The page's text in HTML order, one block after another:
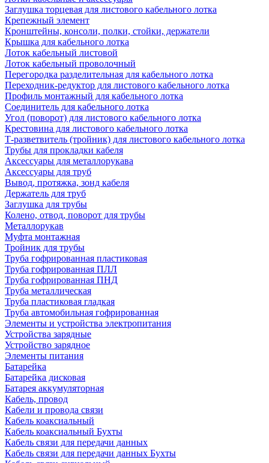
Заглушка торцевая для листового кабельного лотка
Крепежный элемент
Кронштейны, консоли, полки, стойки, держатели
Крышка для кабельного лотка
Лоток кабельный листовой
Лоток кабельный проволочный
Перегородка разделительная для кабельного лотка
Переходник-редуктор для листового кабельного лотка
Профиль монтажный для кабельного лотка
Соединитель для кабельного лотка
Угол (поворот) для листового кабельного лотка
Крестовина для листового кабельного лотка
Т-разветвитель (тройник) для листового кабельного лотка
Трубы для прокладки кабеля
Аксессуары для металлорукава
Аксессуары для труб
Вывод, протяжка, зонд кабеля
Держатель для труб
Заглушка для трубы
Колено, отвод, поворот для трубы
Металлорукав
Муфта монтажная
Тройник для трубы
Труба гофрированная пластиковая
Труба гофрированная ПЛЛ
Труба гофрированная ПНД
Труба металлическая
Труба пластиковая гладкая
Труба автомобильная гофрированная
Элементы и устройства электропитания
Устройства зарядные
Устройство зарядное
Элементы питания
Батарейка
Батарейка дисковая
Батарея аккумуляторная
Кабель, провод
Кабели и провода связи
Кабель коаксиальный
Кабель коаксиальный Бухты
Кабель связи для передачи данных
Кабель связи для передачи данных Бухты